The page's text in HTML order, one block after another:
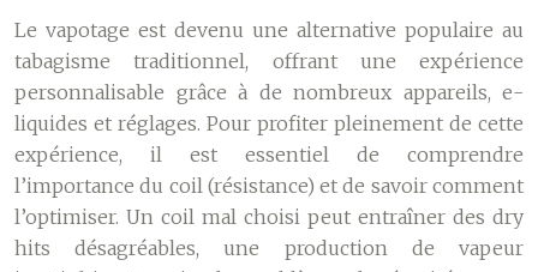
Le vapotage est devenu une alternative populaire au
tabagisme traditionnel, offrant une expérience
personnalisable grâce à de nombreux appareils, e-
liquides et réglages. Pour profiter pleinement de cette
expérience, il est essentiel de comprendre
l’importance du coil (résistance) et de savoir comment
l’optimiser. Un coil mal choisi peut entraîner des dry
hits désagréables, une production de vapeur